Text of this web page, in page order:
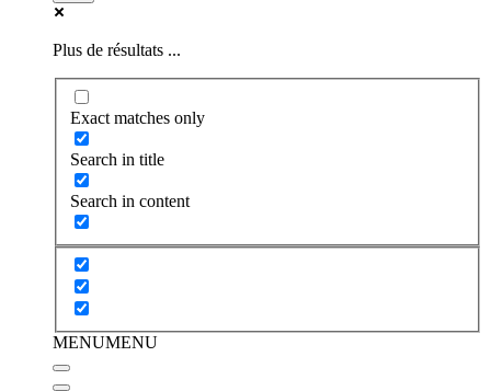
Plus de résultats ...
Exact matches only
Search in title
Search in content
MENUMENU